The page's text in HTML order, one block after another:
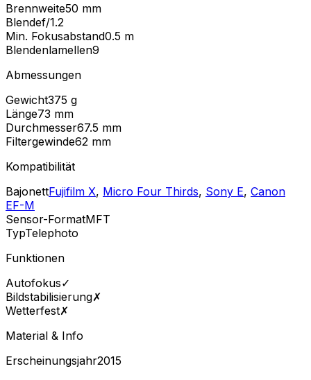
Brennweite50 mm
Blendef/1.2
Min. Fokusabstand0.5 m
Blendenlamellen9
Abmessungen
Gewicht375 g
Länge73 mm
Durchmesser67.5 mm
Filtergewinde62 mm
Kompatibilität
BajonettFujifilm X, Micro Four Thirds, Sony E, Canon
EF-M
Sensor-FormatMFT
TypTelephoto
Funktionen
Autofokus✓
Bildstabilisierung✗
Wetterfest✗
Material & Info
Erscheinungsjahr2015